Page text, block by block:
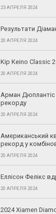
23 АПРЕЛЯ 2024
Результати
20 АПРЕЛЯ 2024
Kip Keino Classic
20 АПРЕЛЯ 2024
Арман Дюплантіс
рекорду
20 АПРЕЛЯ 2024
Американський
рекорд у
20 АПРЕЛЯ 2024
Еллісон Фелікс
20 АПРЕЛЯ 2024
2024 Xiamen